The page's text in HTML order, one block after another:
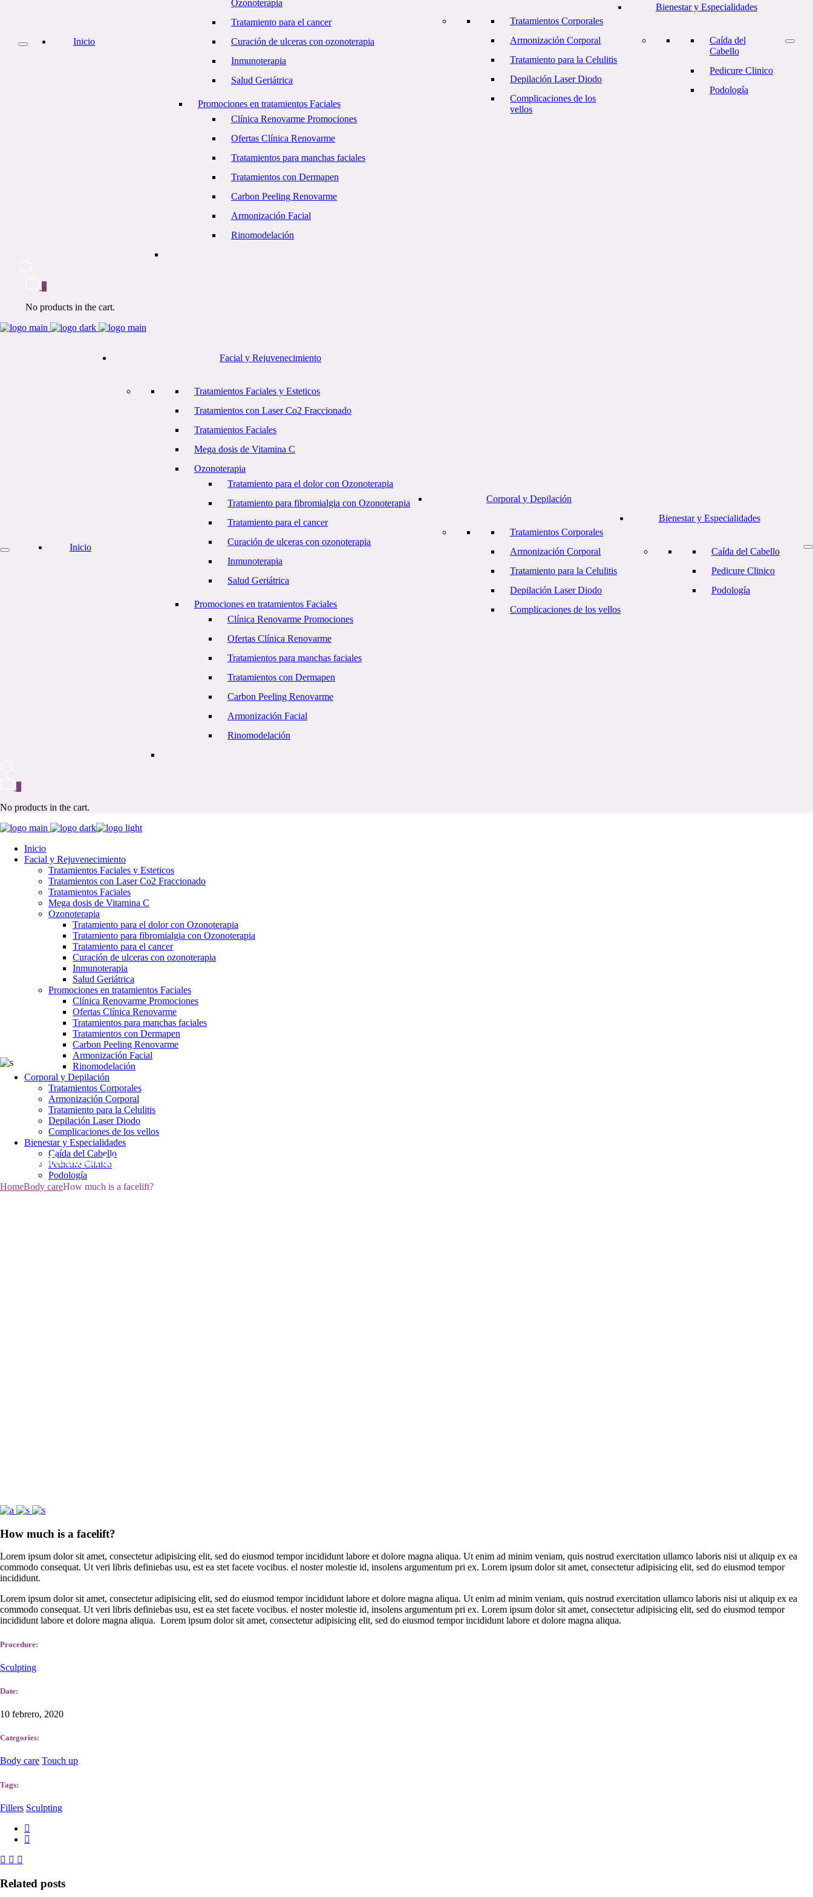
Inicio
Ozonoterapia
Tratamiento para el cancer
Curación de ulceras con ozonoterapia
Inmunoterapia
Salud Geriátrica
Promociones en tratamientos Faciales
Clínica Renovarme Promociones
Ofertas Clínica Renovarme
Tratamientos para manchas faciales
Tratamientos con Dermapen
Carbon Peeling Renovarme
Armonización Facial
Rinomodelación
Tratamientos Corporales
Armonización Corporal
Tratamiento para la Celulitis
Depilación Laser Diodo
Complicaciones de los
vellos
Bienestar y Especialidades
Caída del
Cabello
Pedicure Clinico
Podología
0
No products in the cart.
Inicio
Facial y Rejuvenecimiento
Tratamientos Faciales y Esteticos
Tratamientos con Laser Co2 Fraccionado
Tratamientos Faciales
Mega dosis de Vitamina C
Ozonoterapia
Tratamiento para el dolor con Ozonoterapia
Tratamiento para fibromialgia con Ozonoterapia
Tratamiento para el cancer
Curación de ulceras con ozonoterapia
Inmunoterapia
Salud Geriátrica
Promociones en tratamientos Faciales
Clínica Renovarme Promociones
Ofertas Clínica Renovarme
Tratamientos para manchas faciales
Tratamientos con Dermapen
Carbon Peeling Renovarme
Armonización Facial
Rinomodelación
Corporal y Depilación
Tratamientos Corporales
Armonización Corporal
Tratamiento para la Celulitis
Depilación Laser Diodo
Complicaciones de los vellos
Bienestar y Especialidades
Caída del Cabello
Pedicure Clinico
Podología
0
No products in the cart.
Inicio
Facial y Rejuvenecimiento
Tratamientos Faciales y Esteticos
Tratamientos con Laser Co2 Fraccionado
Tratamientos Faciales
Mega dosis de Vitamina C
Ozonoterapia
Tratamiento para el dolor con Ozonoterapia
Tratamiento para fibromialgia con Ozonoterapia
Tratamiento para el cancer
Curación de ulceras con ozonoterapia
Inmunoterapia
Salud Geriátrica
Promociones en tratamientos Faciales
Clínica Renovarme Promociones
Ofertas Clínica Renovarme
Tratamientos para manchas faciales
Tratamientos con Dermapen
Carbon Peeling Renovarme
Armonización Facial
Rinomodelación
Corporal y Depilación
Tratamientos Corporales
Armonización Corporal
Tratamiento para la Celulitis
Depilación Laser Diodo
Complicaciones de los vellos
Bienestar y Especialidades
Caída del Cabello
Pedicure Clinico
Podología
Clinica RenovarMe
HomeBody careHow much is a facelift?
How much is a facelift?
Lorem ipsum dolor sit amet, consectetur adipisicing elit, sed do eiusmod tempor incididunt labore et dolore magna aliqua. Ut enim ad minim veniam, quis nostrud exercitation ullamco laboris nisi ut aliquip ex ea
commodo consequat. Ut veri libris definiebas usu, est ea stet facete vocibus. el noster molestie id, insolens argumentum pri ex. Lorem ipsum dolor sit amet, consectetur adipisicing elit, sed do eiusmod tempor
incididunt.
Lorem ipsum dolor sit amet, consectetur adipisicing elit, sed do eiusmod tempor incididunt labore et dolore magna aliqua. Ut enim ad minim veniam, quis nostrud exercitation ullamco laboris nisi ut aliquip ex ea
commodo consequat. Ut veri libris definiebas usu, est ea stet facete vocibus. el noster molestie id, insolens argumentum pri ex. Lorem ipsum dolor sit amet, consectetur adipisicing elit, sed do eiusmod tempor
incididunt labore et dolore magna aliqua. Lorem ipsum dolor sit amet, consectetur adipisicing elit, sed do eiusmod tempor incididunt labore et dolore magna aliqua.
Procedure:
Sculpting
Date:
10 febrero, 2020
Categories:
Body care Touch up
Tags:
Fillers Sculpting
Related posts